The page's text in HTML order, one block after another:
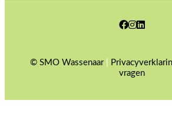
Facebook
Instagram
© SMO Wassenaar|
vragen